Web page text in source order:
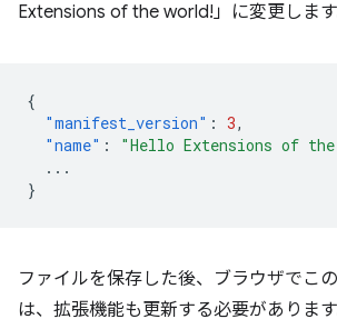
Extensions of the world!」に変更します
{
"manifest_version" : 3,
"name" : "Hello Extensions of
...
}
ファイルを保存した後、ブラウザでこ
は、拡張機能も更新する必要がありま